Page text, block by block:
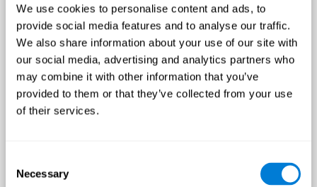
We use cookies to personalise content and ads, to
provide social media features and to analyse our traffic.
We also share information about your use of our site with
our social media, advertising and analytics partners who
may combine it with other information that you’ve
provided to them or that they’ve collected from your use
of their services.
Selection
Necessary
Intervención sobre los
asociados al dolor en la
Más
información
¿Interesado?
Contáctanos
Trastorno de Estrés Post
Traumático
Medición y mejora de las
habilidades cognitivas
relacionadas con el Trastorno
de Estrés Pos Traumático
Q4 - 2024
¿Interesado?
Contáctanos
habilidades cognitivas
relacionadas con el Deterioro
Contáctanos